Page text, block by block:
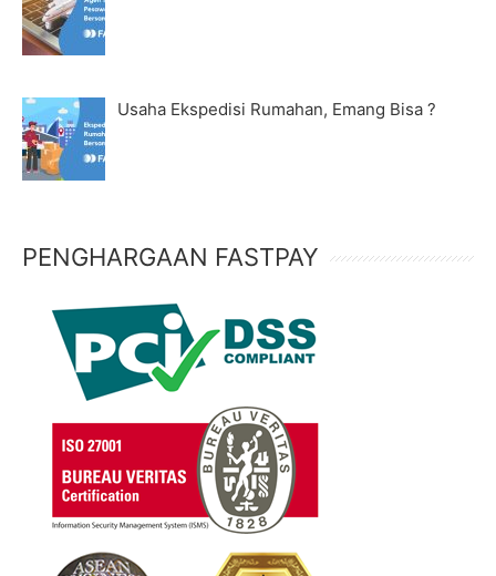
Usaha Ekspedisi Rumahan, Emang Bisa ?
PENGHARGAAN FASTPAY